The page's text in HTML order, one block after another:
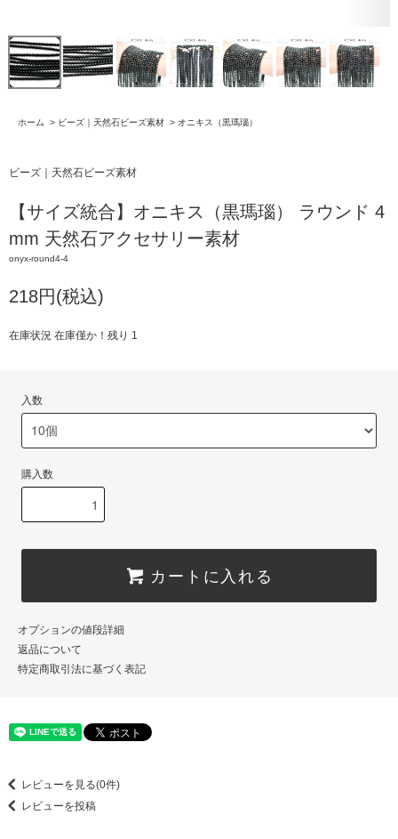
ホーム > ビーズ｜天然石ビーズ素材 > オニキス（黒瑪瑙）
ビーズ｜天然石ビーズ素材
【サイズ統合】オニキス（黒瑪瑙） ラウンド 4
mm 天然石アクセサリー素材
onyx-round4-4
218円(税込)
在庫状況 在庫僅か！残り 1
入数
購入数
カートに入れる
オプションの値段詳細
返品について
特定商取引法に基づく表記
レビューを見る(0件)
レビューを投稿